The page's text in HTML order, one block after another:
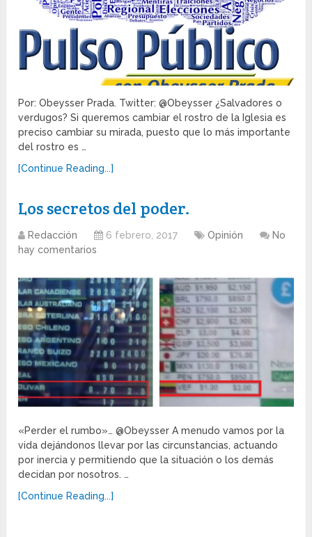
Por: Obeysser Prada. Twitter: @Obeysser ¿Salvadores o
verdugos? Si queremos cambiar el rostro de la Iglesia es
preciso cambiar su mirada, puesto que lo más importante
del rostro es …
[Continue Reading...]
Los secretos del poder.
Redacción 6 febrero, 2017 Opinión
No
hay comentarios
«Perder el rumbo»… @Obeysser A menudo vamos por la
vida dejándonos llevar por las circunstancias, actuando
por inercia y permitiendo que la situación o los demás
decidan por nosotros. …
[Continue Reading...]